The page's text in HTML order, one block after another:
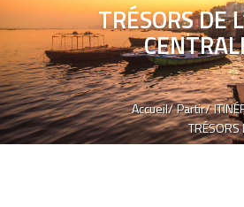
Accueil/Partir/
TRÉSORS
TRÉSORS DE